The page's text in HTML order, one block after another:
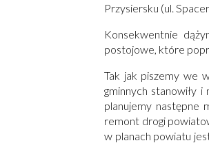
Przysiersku (ul.
Konsekwentnie
postojowe, które
Tak jak piszemy we
gminnych stanowiły
planujemy następne
remont drogi
w planach powiatu